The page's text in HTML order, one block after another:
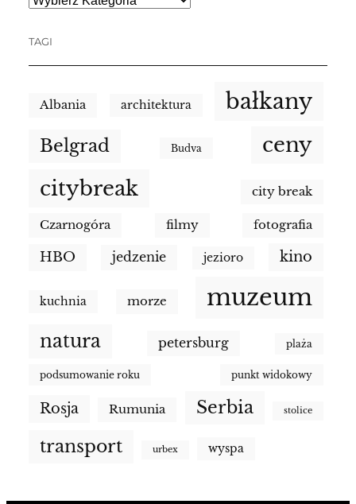
TAGI
Albania architektura bałkany
Belgrad Budva
ceny
citybreak
city break
Czarnogóra filmy fotografia
HBO jedzenie jezioro kino
kuchnia morze muzeum
natura petersburg plaża
podsumowanie roku punkt widokowy
Rosja Rumunia Serbia stolice
transport urbex wyspa